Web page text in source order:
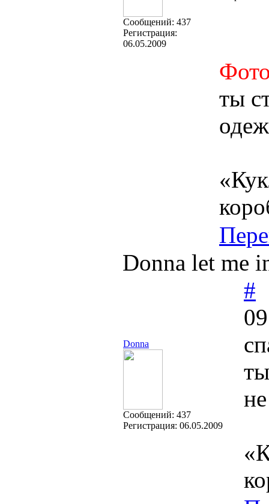
Cообщений: 437
Регистрация:
06.05.2009
ты
Donna let me
Donna
Cообщений: 437
Регистрация: 06.05.2009
#